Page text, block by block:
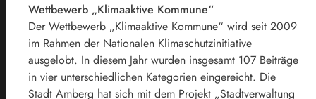
Wettbewerb „Klimaaktive Kommune“
Der Wettbewerb „Klimaaktive Kommune“ wird seit 2009
im Rahmen der Nationalen Klimaschutzinitiative
ausgelobt. In diesem Jahr wurden insgesamt 107 Beiträge
in vier unterschiedlichen Kategorien eingereicht. Die
Stadt Amberg hat sich mit dem Projekt „Stadtverwaltung